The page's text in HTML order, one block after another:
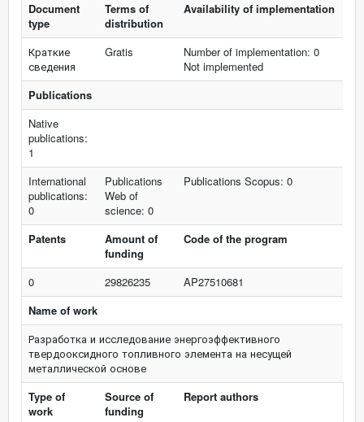
Document
type
Terms of
distribution
Availability of implementation
Краткие
сведения
Gratis
Number of implementation: 0
Not implemented
Publications
Native
publications:
1
International
publications:
0
Publications
Web of
science: 0
Publications Scopus: 0
Patents
Amount of
funding
Code of the program
0 29826235
AP27510681
Name of work
Разработка и исследование энергоэффективного
твердооксидного топливного элемента на несущей
металлической основе
Type of
work
Source of
funding
Report authors